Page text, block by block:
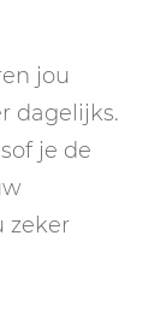
jou
dagelijks.
je de
zeker